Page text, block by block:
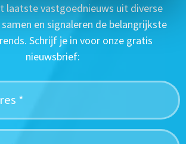
laatste vastgoednieuws uit diverse
en signaleren de belangrijkste
Schrijf je in voor onze gratis
nieuwsbrief: